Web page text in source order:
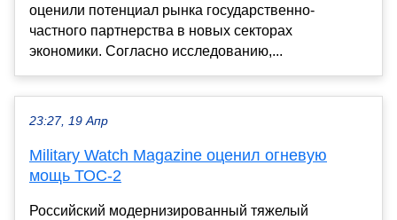
оценили потенциал рынка государственно-
частного партнерства в новых секторах
экономики. Согласно исследованию,...
23:27, 19 Апр
Military Watch Magazine оценил огневую
мощь ТОС-2
Российский модернизированный тяжелый